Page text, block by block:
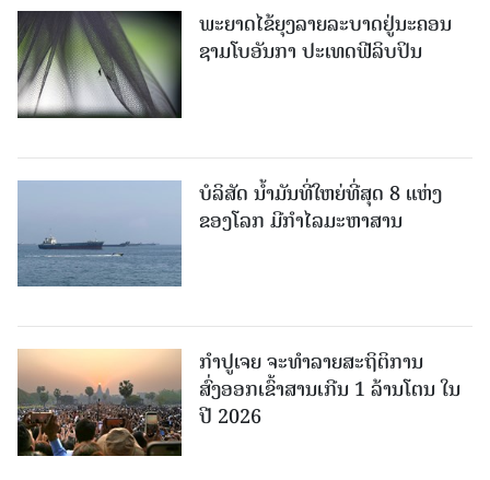
ພະຍາດໄຂ້ຍຸງລາຍລະບາດຢູ່ນະຄອນ
ຊາມໂບ​ອັນກາ ປະເທດຟີລິບປິນ
ບໍລິສັດ ນ້ຳມັນທີ່ໃຫຍ່ທີ່ສຸດ 8 ແຫ່ງ
ຂອງໂລກ ມີກຳໄລມະຫາສານ
ກຳປູເຈຍ ຈະທຳລາຍສະຖິຕິການ
ສົ່ງອອກເຂົ້າສານເກີນ 1 ລ້ານໂຕນ ໃນ
ປີ 2026